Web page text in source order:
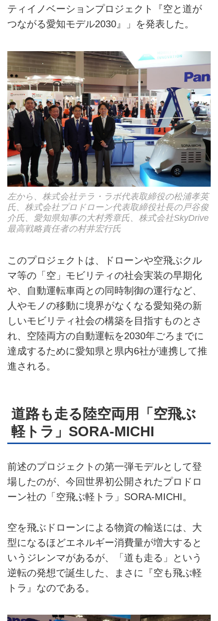
ティイノベーションプロジェクト『空と道が
つながる愛知モデル2030』」を発表した。
左から、株式会社テラ・ラボ代表取締役の松浦孝英
氏、株式会社プロドローン代表取締役社長の戸谷俊
介氏、愛知県知事の大村秀章氏、株式会社SkyDrive
最高戦略責任者の村井宏行氏
このプロジェクトは、ドローンや空飛ぶクル
マ等の「空」モビリティの社会実装の早期化
や、自動運転車両との同時制御の運行など、
人やモノの移動に境界がなくなる愛知発の新
しいモビリティ社会の構築を目指すものとさ
れ、空陸両方の自動運転を2030年ごろまでに
達成するために愛知県と県内6社が連携して推
進される。
道路も走る陸空両用「空飛ぶ
軽トラ」SORA-MICHI
前述のプロジェクトの第一弾モデルとして登
場したのが、今回世界初公開されたプロドロ
ーン社の「空飛ぶ軽トラ」SORA-MICHI。
空を飛ぶドローンによる物資の輸送には、大
型になるほどエネルギー消費量が増大すると
いうジレンマがあるが、「道も走る」という
逆転の発想で誕生した、まさに『空も飛ぶ軽
トラ』なのである。